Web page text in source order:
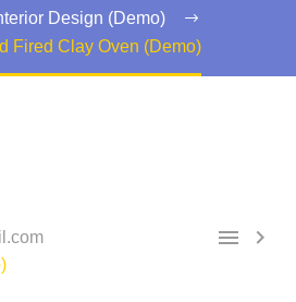
Design (Demo)
Fired Clay Oven (Demo)
 